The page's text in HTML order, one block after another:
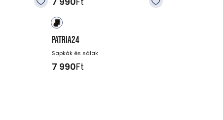
PATRIA24
Sapkák és sálak
7 990Ft